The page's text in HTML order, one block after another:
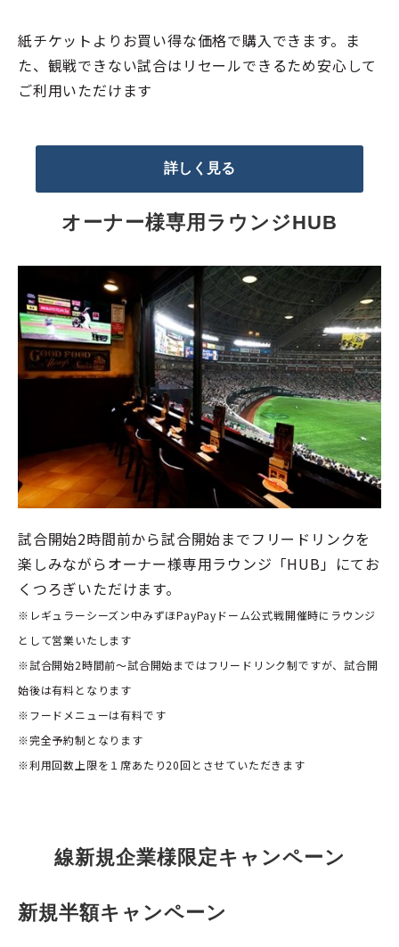
紙チケットよりお買い得な価格で購入できます。ま
た、観戦できない試合はリセールできるため安心して
ご利用いただけます
詳しく見る
オーナー様専用ラウンジHUB
試合開始2時間前から試合開始までフリードリンクを
楽しみながらオーナー様専用ラウンジ「HUB」にてお
くつろぎいただけます。
※レギュラーシーズン中みずほPayPayドーム公式戦開催時にラウンジ
として営業いたします
※試合開始2時間前～試合開始まではフリードリンク制ですが、試合開
始後は有料となります
※フードメニューは有料です
※完全予約制となります
※利用回数上限を１席あたり20回とさせていただきます
線新規企業様限定キャンペーン
新規半額キャンペーン